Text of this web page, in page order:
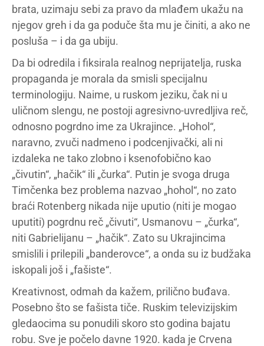
brata, uzimaju sebi za pravo da mlađem ukažu na
njegov greh i da ga poduče šta mu je činiti, a ako ne
posluša – i da ga ubiju.
Da bi odredila i fiksirala realnog neprijatelja, ruska
propaganda je morala da smisli specijalnu
terminologiju. Naime, u ruskom jeziku, čak ni u
uličnom slengu, ne postoji agresivno-uvredljiva reč,
odnosno pogrdno ime za Ukrajince. „Hohol“,
naravno, zvuči nadmeno i podcenjivački, ali ni
izdaleka ne tako zlobno i ksenofobično kao
„čivutin“, „hačik“ ili „čurka“. Putin je svoga druga
Timčenka bez problema nazvao „hohol“, no zato
braći Rotenberg nikada nije uputio (niti je mogao
uputiti) pogrdnu reč „čivuti“, Usmanovu – „čurka“,
niti Gabrielijanu – „hačik“. Zato su Ukrajincima
smislili i prilepili „banderovce“, a onda su iz budžaka
iskopali još i „fašiste“.
Kreativnost, odmah da kažem, prilično buđava.
Posebno što se fašista tiče. Ruskim televizijskim
gledaocima su ponudili skoro sto godina bajatu
robu. Sve je počelo davne 1920. kada je Crvena